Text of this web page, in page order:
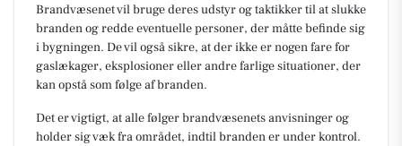
Brandvæsenet vil bruge deres udstyr og taktikker til at slukke
branden og redde eventuelle personer, der måtte befinde sig
i bygningen. De vil også sikre, at der ikke er nogen fare for
gaslækager, eksplosioner eller andre farlige situationer, der
kan opstå som følge af branden.
Det er vigtigt, at alle følger brandvæsenets anvisninger og
holder sig væk fra området, indtil branden er under kontrol.